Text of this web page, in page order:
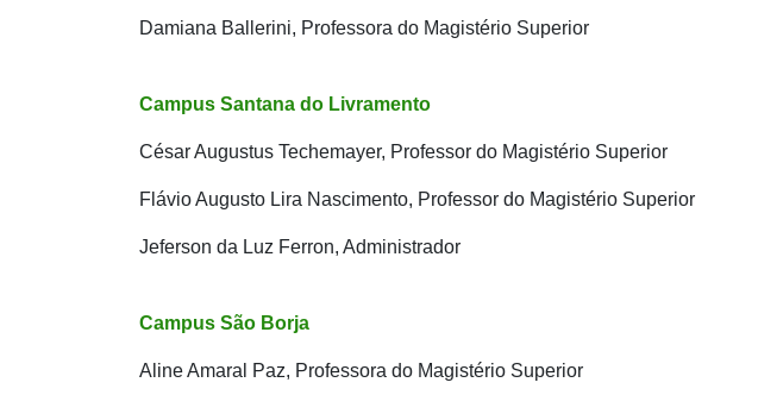
Damiana Ballerini, Professora do Magistério Superior
Campus Santana do Livramento
César Augustus Techemayer, Professor do Magistério Superior
Flávio Augusto Lira Nascimento, Professor do Magistério Superior
Jeferson da Luz Ferron, Administrador
Campus São Borja
Aline Amaral Paz, Professora do Magistério Superior